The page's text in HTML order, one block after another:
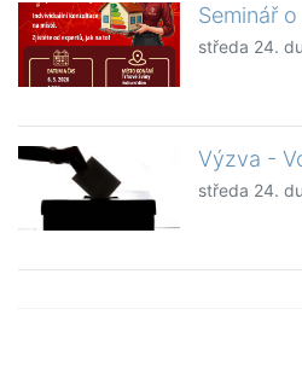
Seminář
středa 24.
Výzva -
středa 24.